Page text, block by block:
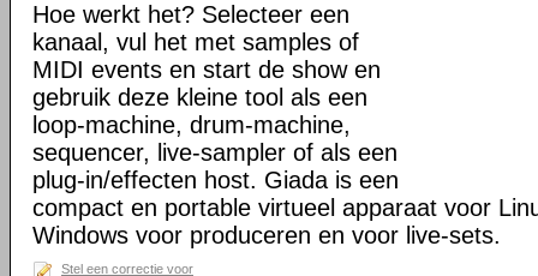
Hoe werkt het? Selecteer een
kanaal, vul het met samples of
MIDI events en start de show en
gebruik deze kleine tool als een
loop-machine, drum-machine,
sequencer, live-sampler of als een
plug-in/effecten host. Giada is een
compact en portable virtueel apparaat voor
Windows voor produceren en voor live-sets.
Stel een correctie voor